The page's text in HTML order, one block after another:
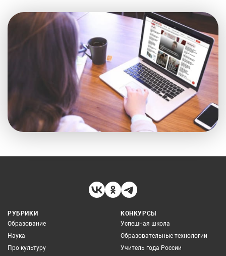
РУБРИКИ
Образование
Наука
Про культуру
КОНКУРСЫ
Успешная школа
Образовательные технологии
Учитель года России